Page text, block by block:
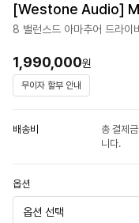
[Westone Audio]
8 밸런스드 아마추어 드라이
1,990,000원
무이자 할부 안내
배송비
총 결제
니다.
옵션